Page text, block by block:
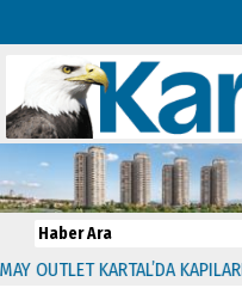
OUTLET KARTAL’DA KAPILARINI